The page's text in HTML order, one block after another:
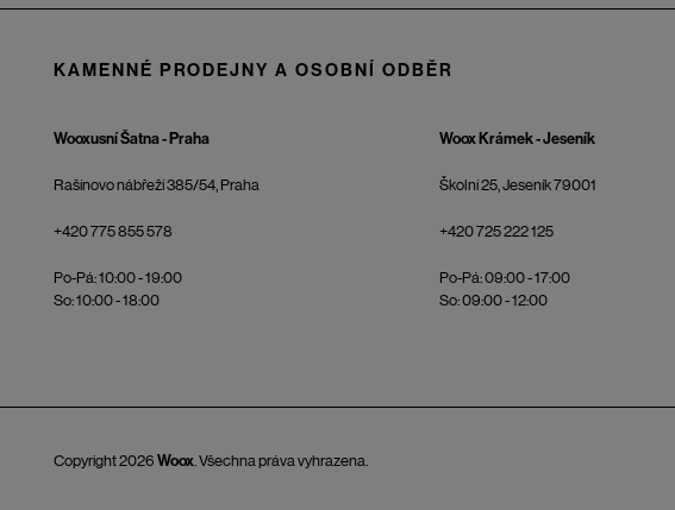
KAMENNÉ PRODEJNY A OSOBNÍ ODBĚR
Wooxusní Šatna - Praha
Rašínovo nábřeží 385/54, Praha
+420 775 855 578
Po-Pá: 10:00 - 19:00
So: 10:00 - 18:00
Woox Krámek - Jeseník
Školní 25, Jeseník 79001
+420 725 222 125
Po-Pá: 09:00 - 17:00
So: 09:00 - 12:00
Copyright 2026 Woox. Všechna práva vyhrazena.